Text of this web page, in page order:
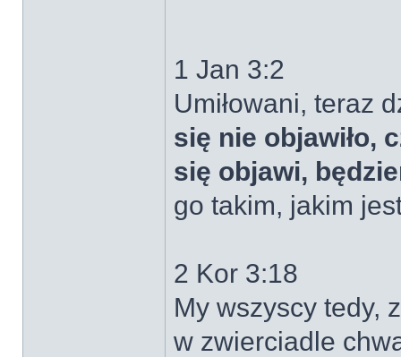
1 Jan 3:2
Umiłowani, teraz
się nie objawiło,
się objawi,
go takim, jakim
2 Kor 3:18
My wszyscy tedy,
w zwierciadle